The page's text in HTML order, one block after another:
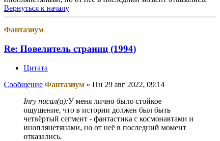
Вернуться к началу
Фантазиум
Re: Повелитель страниц (1994)
Цитата
Сообщение Фантазиум » Пн 29 авг 2022, 09:14
Inry писал(а):У меня лично было стойкое
ощущение, что в истории должен был быть
четвёртый сегмент - фантастика с космонавтами и
иноплянетянами, но от неё в последний момент
отказались.